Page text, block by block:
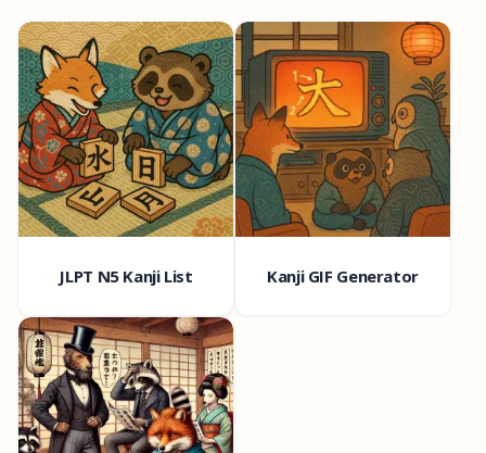
JLPT N5 Kanji List Kanji GIF Generator